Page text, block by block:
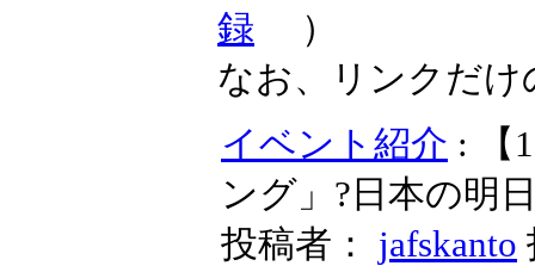
録 ）
なお、リンクだ
イベント紹介 : 【
ング」?日本の明
投稿者： jafskanto